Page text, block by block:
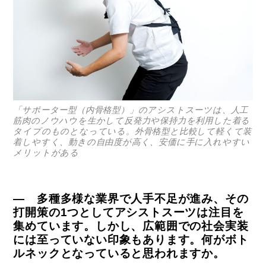
「サポーター型（内骨格型）」のアシストスーツは、人工
筋肉のノウハウを生かして反発力や保持力を利用した着る
タイプのものとなっている。外骨格型と比較して軽くて装
着しやすく、動きの自由度が高く、安価に手に入れやすい
メリットがある
― 多種多様な業界で人手不足が進み、その
打開策の1つとしてアシストスーツは注目を
集めています。しかし、広範囲での社会実装
には至っていない印象もあります。何がボト
ルネックとなっていると思われますか。